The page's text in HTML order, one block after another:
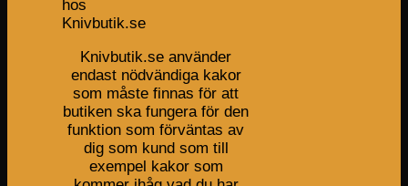
Knivbutik.se använder
endast nödvändiga kakor
som måste finnas för att
butiken ska fungera för den
funktion som förväntas av
dig som kund som till
exempel kakor som